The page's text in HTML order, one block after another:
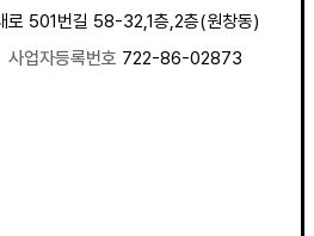
로 501번길 58-32,1층,2층(원창동)
사업자등록번호 722-86-02873